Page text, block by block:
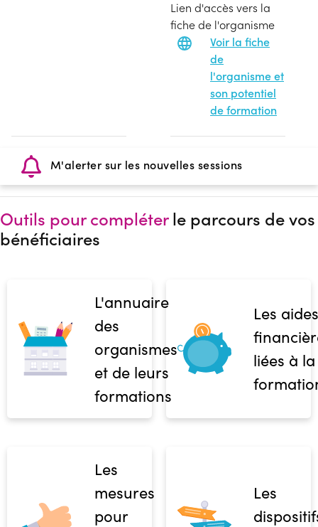
Lien d'accès vers la
fiche de l'organisme
Voir la fiche
de
l'organisme et
son potentiel
de formation
M'alerter sur les nouvelles sessions
Outils pour compléterle parcours de vos
bénéficiaires
L'annuaire
des
organismes
et de leurs
formations
Les aides
liées à la
Les
mesures
pour
Les